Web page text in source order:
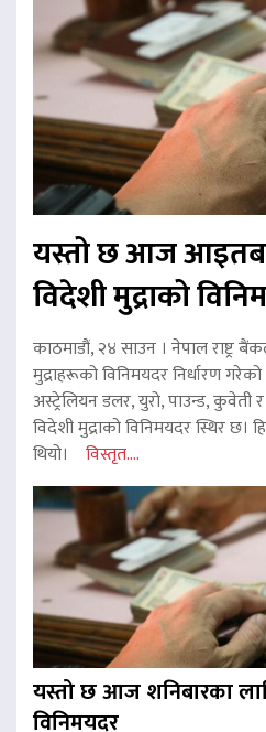
यस्तो छ आज
विदेशी मुद्राको
काठमाडौं, २४ साउन । नेपाल राष्ट्र
मुद्राहरूको विनिमयदर निर्धारण
अस्ट्रेलियन डलर, युरो, पाउन्ड, कुवेती
विदेशी मुद्राको विनिमयदर स्थिर छ।
थियो। विस्तृत....
यस्तो छ आज शनिबारका
विनिमयदर